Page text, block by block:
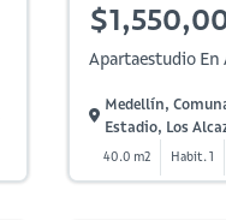
Apartaestudio En
Medellín,
Estadio, Los
40.0 m2 Habit. 1